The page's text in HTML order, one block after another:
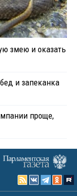
змею и оказать
и запеканка
проще,